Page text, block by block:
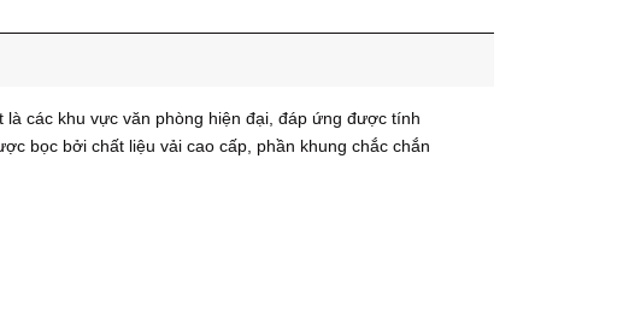
các khu vực văn phòng hiện đại, đáp ứng được tính
bọc bởi chất liệu vải cao cấp, phần khung chắc chắn